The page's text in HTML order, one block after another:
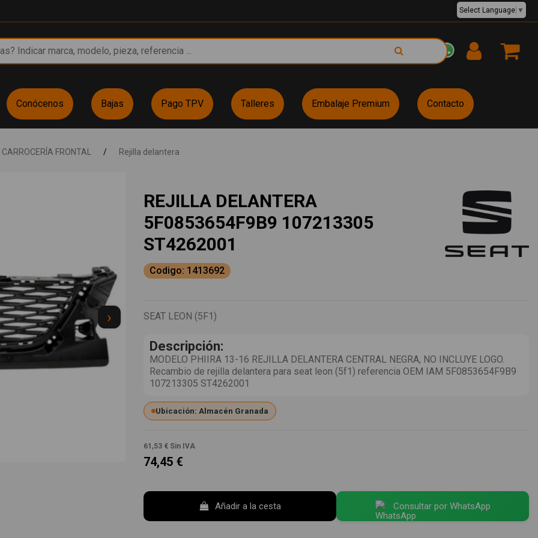
EUR €
Select Language ▼
Conócenos Bajas Pago TPV Talleres Embalaje Premium Contacto
CARROCERÍA FRONTAL / Rejilla delantera
›
REJILLA DELANTERA
5F0853654F9B9 107213305
ST4262001
Codigo: 1413692
SEAT LEON (5F1)
Descripción:
MODELO PHIIRA 13-16 REJILLA DELANTERA CENTRAL NEGRA, NO INCLUYE LOGO.
Recambio de rejilla delantera para seat leon (5f1) referencia OEM IAM 5F0853654F9B9
107213305 ST4262001
Ubicación: Almacén Granada
61,53 € Sin IVA
74,45 €
Añadir a la cesta Consultar por WhatsApp